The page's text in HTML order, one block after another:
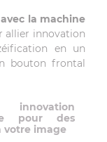
la machine
allier innovation
en un
bouton frontal
pour des
votre image